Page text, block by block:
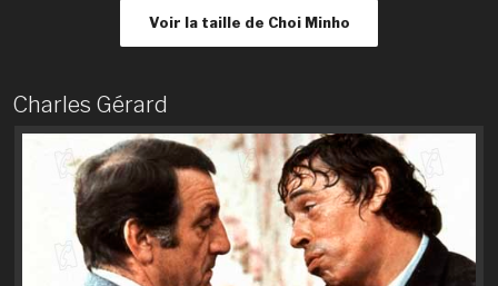
Voir la taille de Choi Minho
Charles Gérard